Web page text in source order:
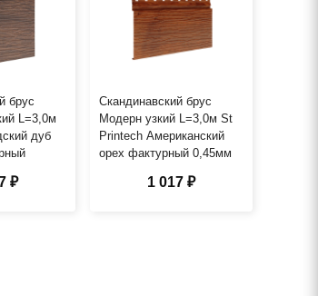
брус
L=3,0м
дуб
₽
Скандинавский брус
Модерн узкий L=3,0м St
Printech Американский
орех фактурный 0,45мм
1 017 ₽